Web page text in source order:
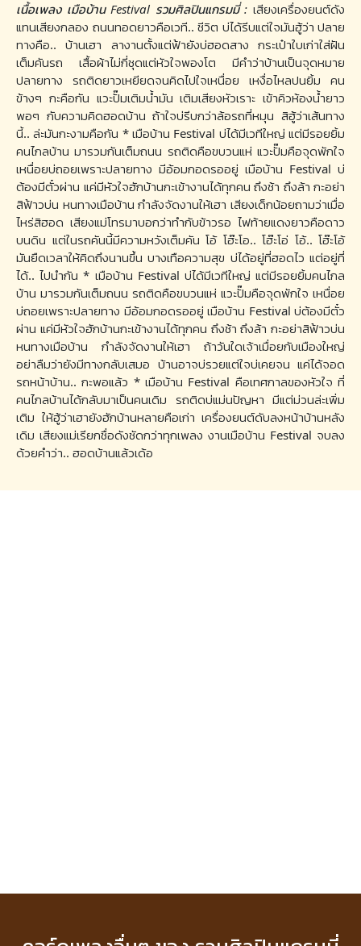
เนื้อเพลง เมือบ้าน Festival รวมศิลปินแกรมมี่ : เสียงเครื่องยนต์ดัง
แทนเสียงกลอง ถนนทอดยาวคือเวที.. ชีวิต บ่ได้รีบแต่ใจมันฮู้ว่า ปลาย
ทางคือ.. บ้านเฮา ลางานตั้งแต่ฟ้ายังบ่ฮอดสาง กระเป๋าใบเก่าใส่ฝัน
เต็มคันรถ เสื้อผ้าไม่กี่ชุดแต่หัวใจพองโต มีคำว่าบ้านเป็นจุดหมาย
ปลายทาง รถติดยาวเหยียดจนคิดไปใจเหนื่อย เหงื่อไหลปนยิ้ม คน
ข้างๆ กะคือกัน แวะปั๊มเติมน้ำมัน เติมเสียงหัวเราะ เข้าคิวห้องน้ำยาว
พอๆ กับความคิดฮอดบ้าน ถ้าใจบ่รีบกว่าล้อรถที่หมุน สิฮู้ว่าเส้นทาง
นี้.. ล่ะมันกะงามคือกัน * เมือบ้าน Festival บ่ได้มีเวทีใหญ่ แต่มีรอยยิ้ม
คนไกลบ้าน มารวมกันเต็มถนน รถติดคือขบวนแห่ แวะปั๊มคือจุดพักใจ
เหนื่อยบ่ถอยเพราะปลายทาง มีอ้อมกอดรออยู่ เมือบ้าน Festival บ่
ต้องมีตั๋วผ่าน แค่มีหัวใจฮักบ้านกะเข้างานได้ทุกคน ถึงช้า ถึงล้า กะอย่า
สิฟ้าวบ่น หนทางเมือบ้าน กำลังจัดงานให้เฮา เสียงเด็กน้อยถามว่าเมื่อ
ไหร่สิฮอด เสียงแม่โทรมาบอกว่าทำกับข้าวรอ ไฟท้ายแดงยาวคือดาว
บนดิน แต่ในรถคันนี้มีความหวังเต็มคัน โอ้ โฮ๊ะโอ.. โฮ๊ะโอ่ โอ้.. โฮ๊ะโอ้
มันยืดเวลาให้คิดถึงนานขึ้น บางเทือความสุข บ่ได้อยู่ที่ฮอดไว แต่อยู่ที่
ได้.. ไปนำกัน * เมือบ้าน Festival บ่ได้มีเวทีใหญ่ แต่มีรอยยิ้มคนไกล
บ้าน มารวมกันเต็มถนน รถติดคือขบวนแห่ แวะปั๊มคือจุดพักใจ เหนื่อย
บ่ถอยเพราะปลายทาง มีอ้อมกอดรออยู่ เมือบ้าน Festival บ่ต้องมีตั๋ว
ผ่าน แค่มีหัวใจฮักบ้านกะเข้างานได้ทุกคน ถึงช้า ถึงล้า กะอย่าสิฟ้าวบ่น
หนทางเมือบ้าน กำลังจัดงานให้เฮา ถ้าวันใดเจ้าเมื่อยกับเมืองใหญ่
อย่าลืมว่ายังมีทางกลับเสมอ บ้านอาจบ่รวยแต่ใจบ่เคยจน แค่ได้จอด
รถหน้าบ้าน.. กะพอแล้ว * เมือบ้าน Festival คือเทศกาลของหัวใจ ที่
คนไกลบ้านได้กลับมาเป็นคนเดิม รถติดบ่แม่นปัญหา มีแต่ม่วนล่ะเพิ่ม
เติม ให้ฮู้ว่าเฮายังฮักบ้านหลายคือเก่า เครื่องยนต์ดับลงหน้าบ้านหลัง
เดิม เสียงแม่เรียกชื่อดังชัดกว่าทุกเพลง งานเมือบ้าน Festival จบลง
ด้วยคำว่า.. ฮอดบ้านแล้วเด้อ